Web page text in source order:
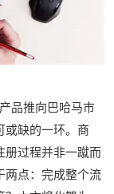
品推向巴哈马市
或缺的一环。商
册过程并非一蹴而
两点：完成整个流